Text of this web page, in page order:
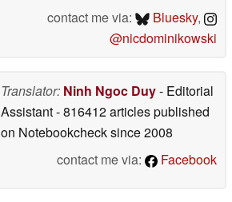
contact me via:
Bluesky,
@nicdominikowski
Translator: Ninh Ngoc Duy- Editorial
Assistant- 816412 articles published
on Notebookchecksince 2008
contact me via:
Facebook